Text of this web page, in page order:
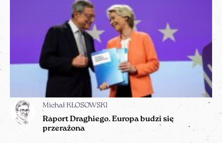
Michał KŁOSOWSKI
Raport Draghiego. Europa budzi się
przerażona